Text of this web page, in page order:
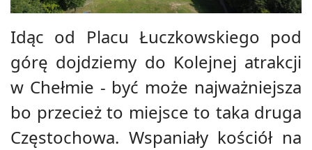
Idąc od Placu Łuczkowskiego pod
górę dojdziemy do Kolejnej atrakcji
w Chełmie - być może najważniejsza
bo przecież to miejsce to taka druga
Częstochowa. Wspaniały kościół na